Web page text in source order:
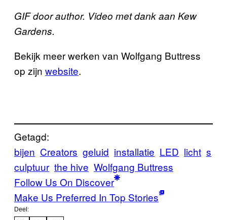
GIF door author. Video met dank aan Kew
Gardens.
Bekijk meer werken van Wolfgang Buttress
op zijn website.
Getagd:
bijen Creators geluid installatie LED licht s
culptuur the hive Wolfgang Buttress
Follow Us On Discover
Make Us Preferred In Top Stories
Deel: